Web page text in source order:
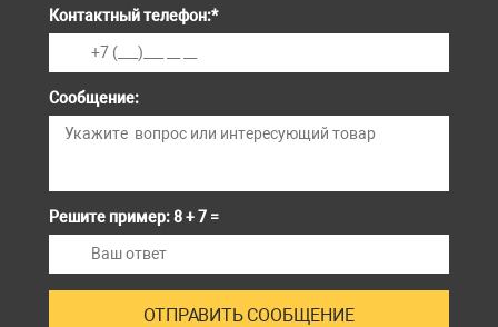
Контактный телефон:*
Сообщение:
Решите пример: 8 + 7 =